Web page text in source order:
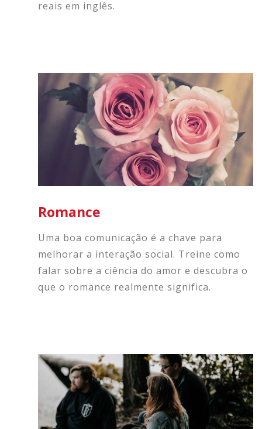
reais em inglês.
Romance
Uma boa comunicação é a chave para
melhorar a interação social. Treine como
falar sobre a ciência do amor e descubra o
que o romance realmente significa.